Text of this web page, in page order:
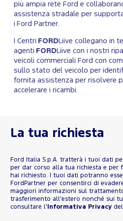
più ampia rete Ford e
assistenza stradale per
i Ford Partner.
I Centri FORDLiive collegano in
agenti FORDLiive con i nostri
veicoli commerciali Ford con
sullo stato del veicolo per
fornita assistenza per risolvere
accelerare i ricambi.
La tua richiesta
Ford Italia S.p.A. tratterà i tuoi dati
per dar corso alla tua richiesta e per
hai richiesto. I tuoi dati potranno
FordPartner per consentirci di
maggiori informazioni sul
trasferimento all'estero nonché sui
consultare l' Informativa Privacy